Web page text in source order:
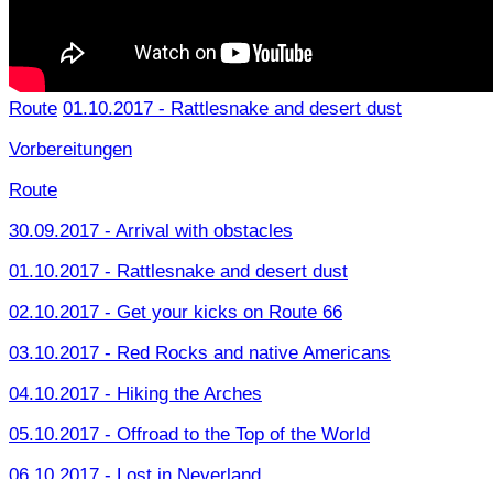
Route 01.10.2017 - Rattlesnake and desert dust
Vorbereitungen
Route
30.09.2017 - Arrival with obstacles
01.10.2017 - Rattlesnake and desert dust
02.10.2017 - Get your kicks on Route 66
03.10.2017 - Red Rocks and native Americans
04.10.2017 - Hiking the Arches
05.10.2017 - Offroad to the Top of the World